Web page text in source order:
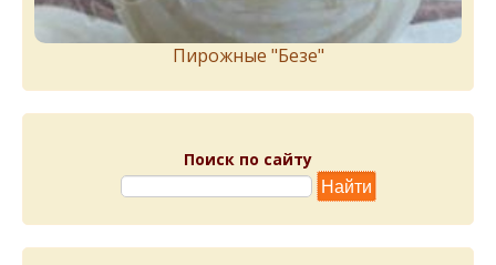
Пирожныe "Бeзe"
Поиск по сайту